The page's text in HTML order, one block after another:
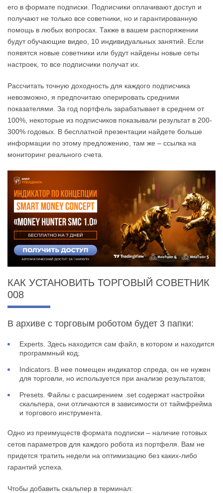
его в формате подписки. Подписчики оплачивают доступ и
получают не только все советники, но и гарантированную
помощь в любых вопросах. Также в вашем распоряжении
будут обучающие видео, 10 индивидуальных занятий. Если
появятся новые советники или будут найдены новые сеты
настроек, то все подписчики получат их.
Рассчитать точную доходность для каждого подписчика
невозможно, я предпочитаю оперировать средними
показателями. За год портфель зарабатывает в среднем от
100%, некоторые из подписчиков показывали результат в 200-
300% годовых. В бесплатной презентации найдете больше
информации по этому предложению, там же – ссылка на
мониторинг реального счета.
КАК УСТАНОВИТЬ ТОРГОВЫЙ СОВЕТНИК
008
В архиве с торговым роботом будет 3 папки:
Experts. Здесь находится сам файл, в котором и находится
программный код;
Indicators. В нее помещен индикатор спреда, он не нужен
для торговли, но используется при анализе результатов;
Presets. Файлы с расширением .set содержат настройки
скальпера, они отличаются в зависимости от таймфрейма
и торгового инструмента.
Одно из преимуществ формата подписки – наличие готовых
сетов параметров для каждого робота из портфеля. Вам не
придется тратить недели на оптимизацию без каких-либо
гарантий успеха.
Чтобы добавить скальпер в терминал: